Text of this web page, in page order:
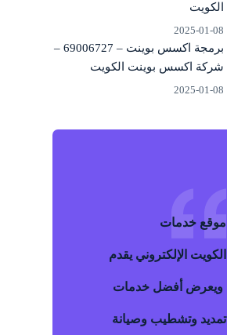
الكويت
2025-01-08
برمجة اكسس بوينت – 69006727 –
شركة اكسس بوينت الكويت
2025-01-08
موقع خدمات
الكويت الإلكتروني يقدم
ويعرض أفضل خدمات
تمديد وتشطيب وصيانة